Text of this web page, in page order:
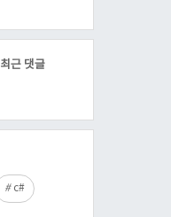
최근 댓글
c#